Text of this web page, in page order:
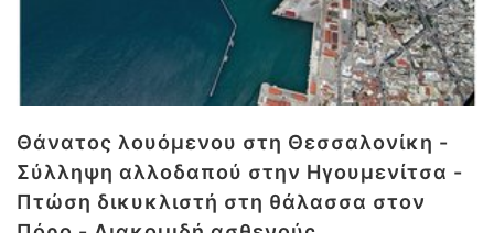
Θάνατος λουόμενου στη Θεσσαλονίκη -
Σύλληψη αλλοδαπού στην Ηγουμενίτσα -
Πτώση δικυκλιστή στη θάλασσα στον